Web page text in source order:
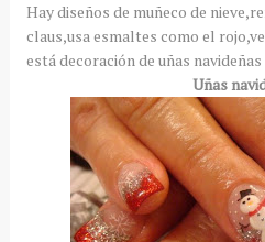
Hay diseños de muñeco de
claus,usa esmaltes como el
está decoración de uñas navideñas
Uñas